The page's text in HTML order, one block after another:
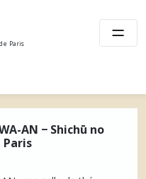
Paris
AN − Shichū no
Paris